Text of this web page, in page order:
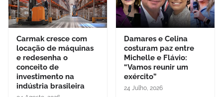
Carmak cresce com
locação de máquinas
e redesenha o
conceito de
investimento na
indústria brasileira
Damares e Celina
costuram paz entre
Michelle e Flávio:
“Vamos reunir um
exército”
24 Julho, 2026